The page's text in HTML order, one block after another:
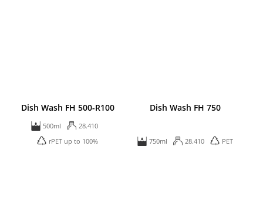
Dish Wash FH 500-R100
500ml
28.410
rPET up to 100%
Dish Wash FH 750
750ml 28.410 PET